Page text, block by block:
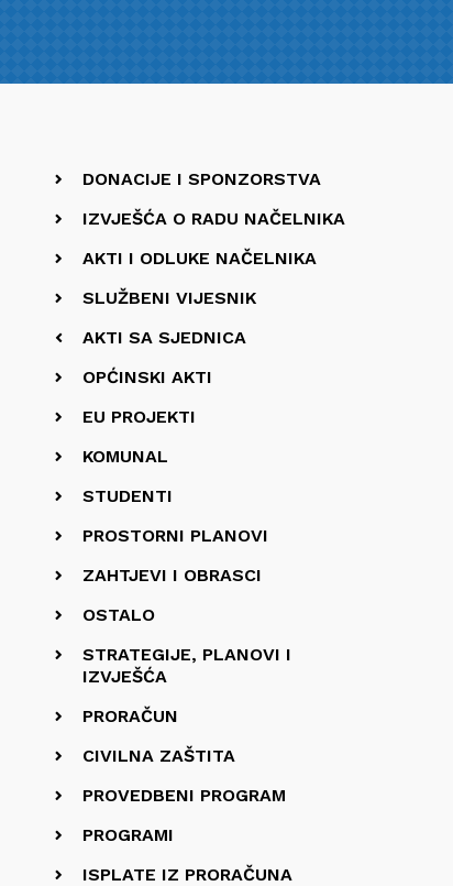
DONACIJE I SPONZORSTVA
IZVJEŠĆA O RADU NAČELNIKA
AKTI I ODLUKE NAČELNIKA
SLUŽBENI VIJESNIK
AKTI SA SJEDNICA
OPĆINSKI AKTI
EU PROJEKTI
KOMUNAL
STUDENTI
PROSTORNI PLANOVI
ZAHTJEVI I OBRASCI
OSTALO
STRATEGIJE, PLANOVI I
IZVJEŠĆA
PRORAČUN
CIVILNA ZAŠTITA
PROVEDBENI PROGRAM
PROGRAMI
ISPLATE IZ PRORAČUNA